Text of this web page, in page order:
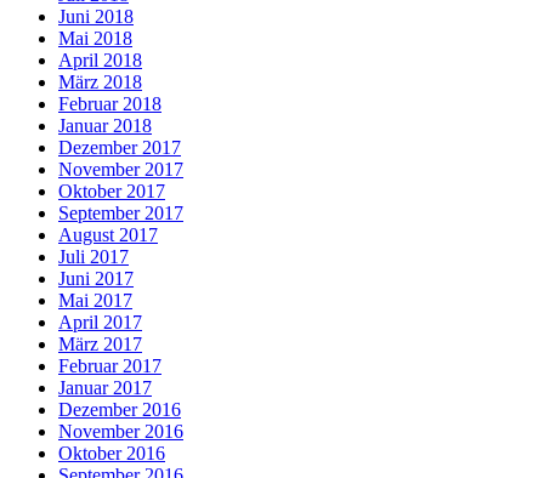
Juni 2018
Mai 2018
April 2018
März 2018
Februar 2018
Januar 2018
Dezember 2017
November 2017
Oktober 2017
September 2017
August 2017
Juli 2017
Juni 2017
Mai 2017
April 2017
März 2017
Februar 2017
Januar 2017
Dezember 2016
November 2016
Oktober 2016